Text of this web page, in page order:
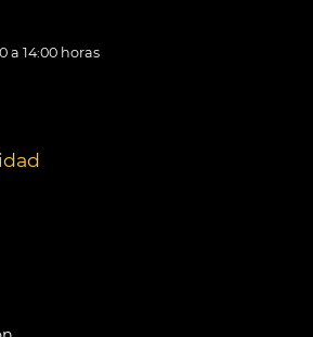
a 14:00 horas